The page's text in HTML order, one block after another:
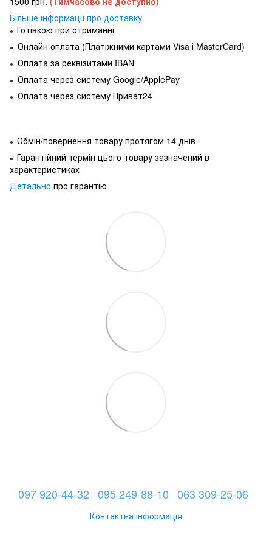
Більше інформації про доставку
● Готівкою при отриманні
● Онлайн оплата (Платіжними картами Visa і MasterCard)
● Оплата за реквізитами IBAN
● Оплата через систему Google/ApplePay
● Оплата через систему Приват24
● Обмін/повернення товару протягом 14 днів
● Гарантійний термін цього товару зазначений в
характеристиках
Детально про гарантію
097 920-44-32 095 249-88-10 063 309-25-06
Контактна інформація